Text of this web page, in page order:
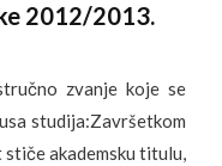
2012/2013.
zvanje koje se
studija:Završetkom
akademsku titulu,